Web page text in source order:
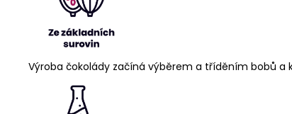
Výroba čokolády začíná výběrem a tříděním bobů a